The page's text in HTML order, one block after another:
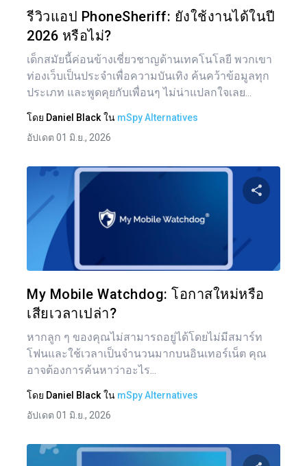
รีวิวแอป PhoneSheriff: ยังใช้งานได้ในปี
2026 หรือไม่?
เด็กสมัยนี้ค่อนข้างเชี่ยวชาญด้านเทคโนโลยี พวกเขา
ท่องเว็บเป็นประจำเพื่อความบันเทิง ค้นคว้าข้อมูลทุก
ประเภท และพูดคุยกับเพื่อนๆ ไม่น่าแปลกใจเลย...
โดย Daniel Black ใน mSpy Alternatives
อัปเดต 01 มิ.ย., 2026
My Mobile Watchdog: โอกาสใหม่หรือ
เสียเวลาเปล่า?
หากลูก ๆ ของคุณไม่สามารถอยู่ได้โดยไม่มีสมาร์ท
โฟนและใช้เวลาเป็นจำนวนมากบนอินเทอร์เน็ต คุณ
อาจต้องการค้นหาว่าอะไร...
โดย Daniel Black ใน mSpy Alternatives
อัปเดต 01 มิ.ย., 2026